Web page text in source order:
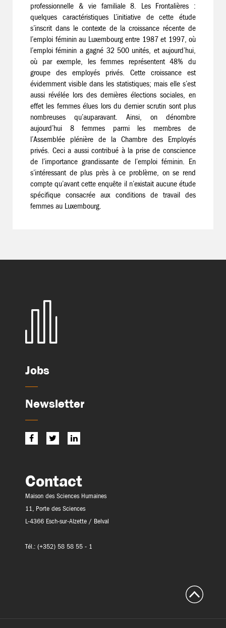
professionnelle & vie familiale 8. Les Frontalières :
quelques caractéristiques L’initiative de cette étude
s’inscrit dans le contexte de la croissance récente de
l’emploi féminin au Luxembourg entre 1987 et 1997, où
l’emploi féminin a gagné 32 500 unités, et aujourd’hui,
où par exemple, les femmes représentent 48% du
groupe des employés privés. Cette croissance est
évidemment visible dans les statistiques; mais elle s’est
aussi révélée lors des dernières élections sociales, en
effet les femmes élues lors du dernier scrutin sont plus
nombreuses qu’auparavant. Ainsi, on dénombre
aujourd’hui 8 femmes parmi les membres de
l’Assemblée plénière de la Chambre des Employés
privés. Ceci a aussi contribué à la prise de conscience
de l’importance grandissante de l’emploi féminin. En
s’intéressant de plus près à ce problème, on se rend
compte qu’avant cette enquête il n’existait aucune étude
spécifique consacrée aux conditions de travail des
femmes au Luxembourg.
Jobs
Newsletter
Contact
Maison des Sciences Humaines
11, Porte des Sciences
L-4366 Esch-sur-Alzette / Belval
Tél.: (+352) 58 58 55 - 1